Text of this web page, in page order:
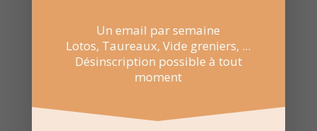
Nombre de consultations : 611
Un email par semaine
Lotos, Taureaux, Vide greniers, ...
Désinscription possible à tout
moment